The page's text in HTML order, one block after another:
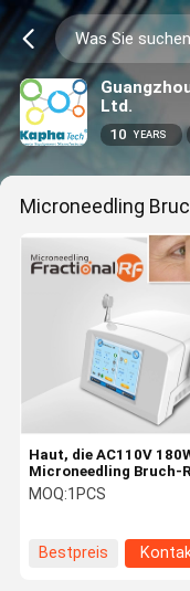
Ltd.
10 YEARS
Microneedling
Haut, die AC110V
Microneedling Bruch-
festzieht
MOQ:1PCS
Bestpreis